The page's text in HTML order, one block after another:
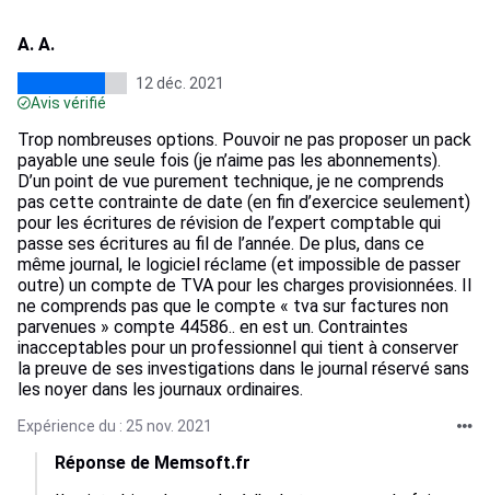
A. A.
12 déc. 2021
Avis vérifié
Trop nombreuses options. Pouvoir ne pas proposer un pack
payable une seule fois (je n’aime pas les abonnements).
D’un point de vue purement technique, je ne comprends
pas cette contrainte de date (en fin d’exercice seulement)
pour les écritures de révision de l’expert comptable qui
passe ses écritures au fil de l’année. De plus, dans ce
même journal, le logiciel réclame (et impossible de passer
outre) un compte de TVA pour les charges provisionnées. Il
ne comprends pas que le compte « tva sur factures non
parvenues » compte 44586.. en est un. Contraintes
inacceptables pour un professionnel qui tient à conserver
la preuve de ses investigations dans le journal réservé sans
les noyer dans les journaux ordinaires.
Expérience du : 25 nov. 2021
Réponse de Memsoft.fr